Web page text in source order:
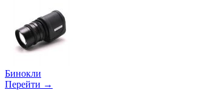
Бинокли
Перейти →